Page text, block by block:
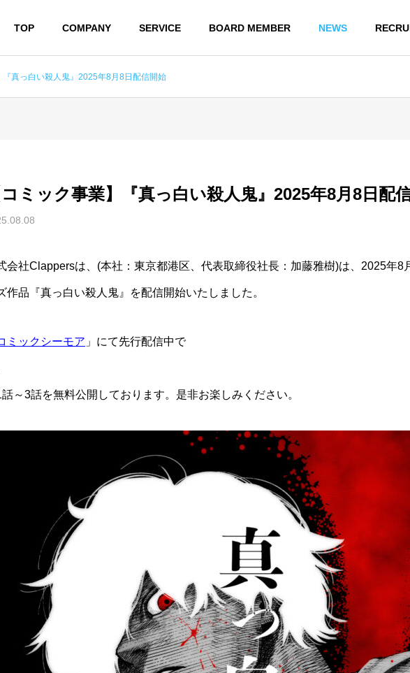
TOP COMPANY SERVICE BOARD MEMBER NEWS
『真っ白い殺人鬼』2025年8月8日配信開始
コミック事業】『真っ白い殺人鬼』2025年8月8日配
会社Clappersは、(本社：東京都港区、代表取締役社長：加藤雅樹)は、2025年8
作品『真っ白い殺人鬼』を配信開始いたしました。
ミックシーモア 」にて先行配信中で
。 期間
話～3話を無料公開しております。是非お楽しみください。